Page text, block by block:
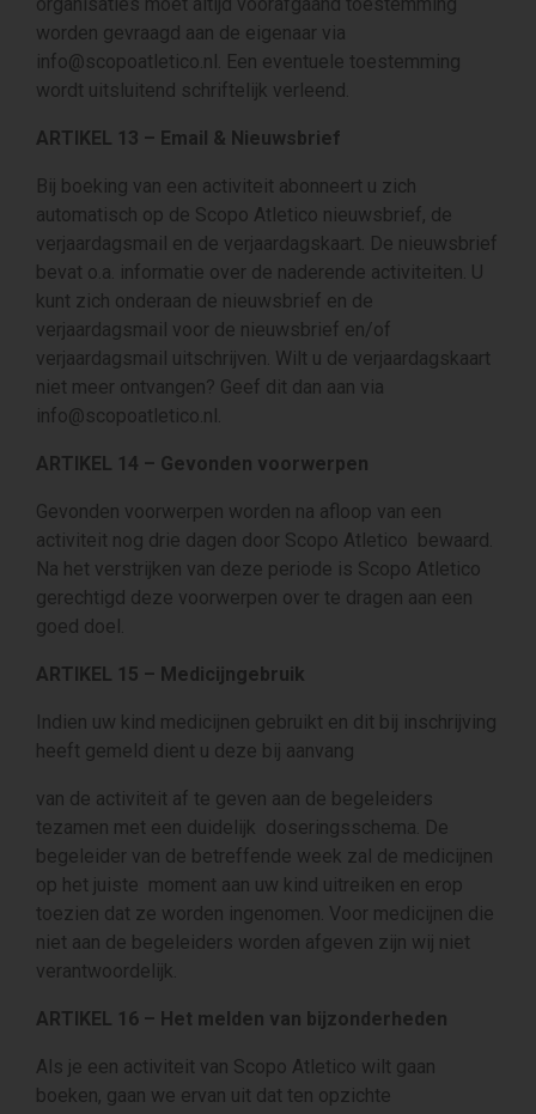
worden gevraagd aan de eigenaar via
info@scopoatletico.nl. Een eventuele toestemming
wordt uitsluitend schriftelijk verleend.
ARTIKEL 13 – Email & Nieuwsbrief
Bij boeking van een activiteit abonneert u zich
automatisch op de Scopo Atletico nieuwsbrief, de
verjaardagsmail en de verjaardagskaart. De nieuwsbrief
bevat o.a. informatie over de naderende activiteiten. U
kunt zich onderaan de nieuwsbrief en de
verjaardagsmail voor de nieuwsbrief en/of
verjaardagsmail uitschrijven. Wilt u de verjaardagskaart
niet meer ontvangen? Geef dit dan aan via
info@scopoatletico.nl.
ARTIKEL 14 – Gevonden voorwerpen
Gevonden voorwerpen worden na afloop van een
activiteit nog drie dagen door Scopo Atletico bewaard.
Na het verstrijken van deze periode is Scopo Atletico
gerechtigd deze voorwerpen over te dragen aan een
goed doel.
ARTIKEL 15 – Medicijngebruik
Indien uw kind medicijnen gebruikt en dit bij inschrijving
heeft gemeld dient u deze bij aanvang
van de activiteit af te geven aan de begeleiders
tezamen met een duidelijk doseringsschema. De
begeleider van de betreffende week zal de medicijnen
op het juiste moment aan uw kind uitreiken en erop
toezien dat ze worden ingenomen. Voor medicijnen die
niet aan de begeleiders worden afgeven zijn wij niet
verantwoordelijk.
ARTIKEL 16 – Het melden van bijzonderheden
Als je een activiteit van Scopo Atletico wilt gaan
boeken, gaan we ervan uit dat ten opzichte